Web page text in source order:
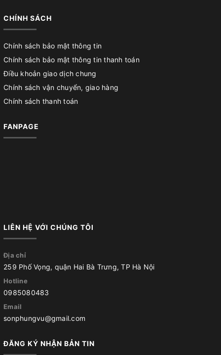
CHÍNH SÁCH
Chính sách bảo mật thông tin
Chính sách bảo mật thông tin thanh toán
Điều khoản giao dịch chung
Chính sách vận chuyển, giao hàng
Chính sách thanh toán
FANPAGE
LIÊN HỆ VỚI CHÚNG TÔI
Địa chỉ
259 Phố Vọng, quận Hai Bà Trưng, TP Hà Nội
Hotline
0985080483
Email
sonphungvu@gmail.com
ĐĂNG KÝ NHẬN BẢN TIN